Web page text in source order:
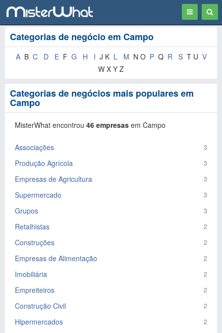
Toggle
navigation
Categorias de negócio em Campo
A B C D E F G H I J K L M N O P Q R S T U V
W X Y Z
Categorias de negócios mais populares em
Campo
MisterWhat encontrou 46 empresas em Campo
Associações 3
Produção Agrícola 3
Empresas de Agricultura 3
Supermercado 3
Grupos 3
Retalhistas 2
Construções 2
Empresas de Alimentação 2
Imobiliária 2
Empreiteiros 2
Construção Civil 2
Hipermercados 2